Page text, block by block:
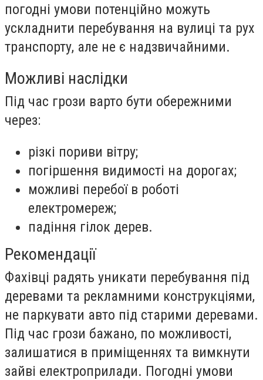
погодні умови потенційно можуть
ускладнити перебування на вулиці та рух
транспорту, але не є надзвичайними.
Можливі наслідки
Під час грози варто бути обережними
через:
різкі пориви вітру;
погіршення видимості на дорогах;
можливі перебої в роботі
електромереж;
падіння гілок дерев.
Рекомендації
Фахівці радять уникати перебування під
деревами та рекламними конструкціями,
не паркувати авто під старими деревами.
Під час грози бажано, по можливості,
залишатися в приміщеннях та вимкнути
зайві електроприлади. Погодні умови